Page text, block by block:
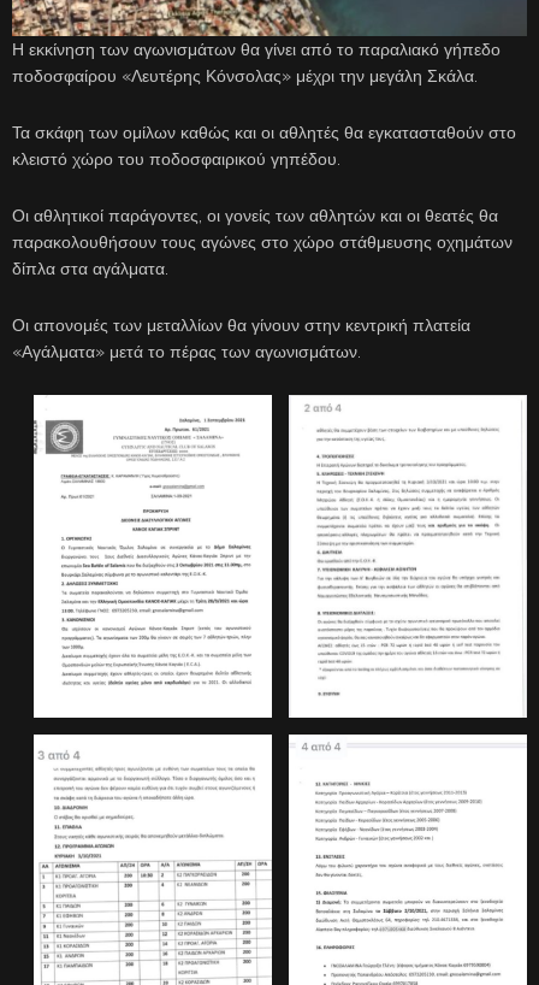
Η εκκίνηση των αγωνισμάτων θα γίνει από το παραλιακό γήπεδο
ποδοσφαίρου «Λευτέρης Κόνσολας» μέχρι την μεγάλη Σκάλα.
Τα σκάφη των ομίλων καθώς και οι αθλητές θα εγκατασταθούν στο
κλειστό χώρο του ποδοσφαιρικού γηπέδου.
Οι αθλητικοί παράγοντες, οι γονείς των αθλητών και οι θεατές θα
παρακολουθήσουν τους αγώνες στο χώρο στάθμευσης οχημάτων
δίπλα στα αγάλματα.
Οι απονομές των μεταλλίων θα γίνουν στην κεντρική πλατεία
«Αγάλματα» μετά το πέρας των αγωνισμάτων.